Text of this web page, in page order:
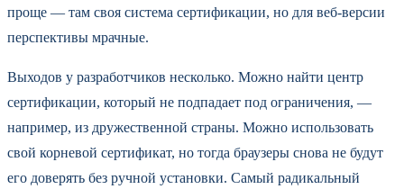
проще — там своя система сертификации, но для веб-версии
перспективы мрачные.
Выходов у разработчиков несколько. Можно найти центр
сертификации, который не подпадает под ограничения, —
например, из дружественной страны. Можно использовать
свой корневой сертификат, но тогда браузеры снова не будут
его доверять без ручной установки. Самый радикальный